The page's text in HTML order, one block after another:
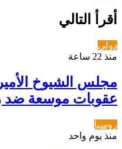
أقرأ التالي
دولي
منذ 22 ساعة
مجلس الشيوخ
عقوبات موسعة ضد
روسيا
منذ يوم واحد